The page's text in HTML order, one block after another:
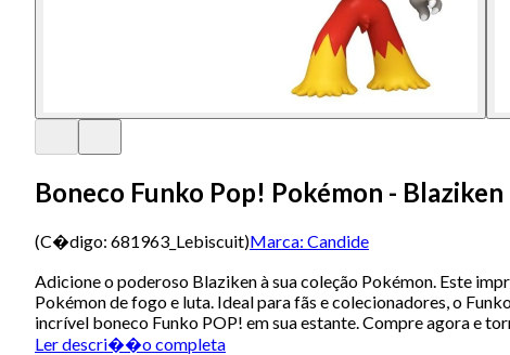
Boneco Funko Pop! Pokémon - Blaziken
(C�digo: 681963_Lebiscuit)Marca: Candide
Adicione o poderoso Blaziken à sua coleção Pokémon. Este
Pokémon de fogo e luta. Ideal para fãs e colecionadores, o
incrível boneco Funko POP! em sua estante. Compre agora e
Ler descri��o completa